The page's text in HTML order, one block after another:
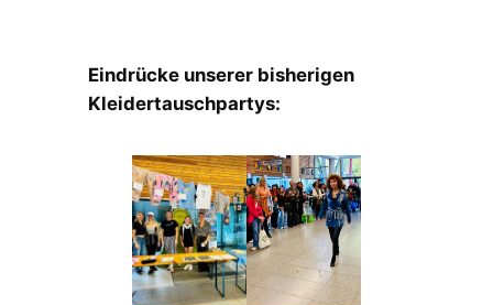
Eindrücke unserer bisherigen
Kleidertauschpartys: